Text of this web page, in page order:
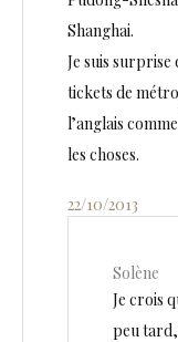
Shanghai.
Je suis surprise
tickets de
l’anglais
les choses.
22/10/2013
Solène
Je crois
peu